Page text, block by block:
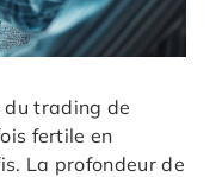
du trading de
fertile en
La profondeur de